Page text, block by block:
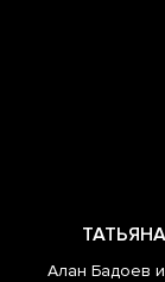
Алан Бадоев